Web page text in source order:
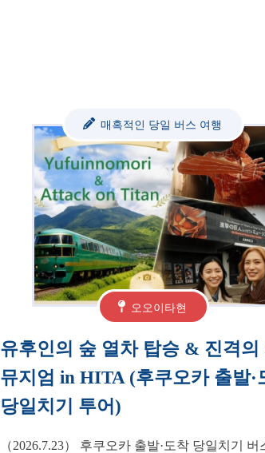
오오이타현
매혹적인 당일 버스 여행
유후인의 숲 열차 탑승 & 진격의
뮤지엄 in HITA (후쿠오카 출발·
당일치기 투어)
（2026.7.23） 후쿠오카 출발·도착 당일치기 버